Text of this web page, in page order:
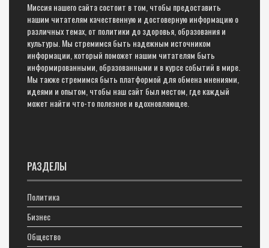
Миссия нашего сайта состоит в том, чтобы предоставить
нашим читателям качественную и достоверную информацию о
различных темах, от политики до здоровья, образования и
культуры. Мы стремимся быть надежным источником
информации, который поможет нашим читателям быть
информированными, образованными и в курсе событий в мире.
Мы также стремимся быть платформой для обмена мнениями,
идеями и опытом, чтобы наш сайт был местом, где каждый
может найти что-то полезное и вдохновляющее.
РАЗДЕЛЫ
Политика
Бизнес
Общество